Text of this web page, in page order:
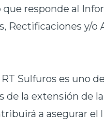
responde al
Rectificaciones y/o
Sulfuros es uno
de la extensión de
a asegurar